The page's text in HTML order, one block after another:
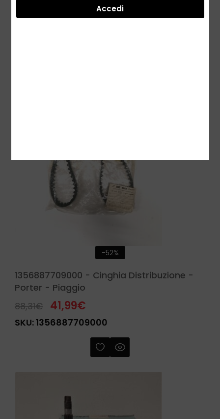
Monomarcia - SI - Bravo - Ciao - Piaggio
-52%
1356887709000 - Cinghia Distribuzione -
Porter - Piaggio
88,31€ 41,99€
SKU:1356887709000
Accedi